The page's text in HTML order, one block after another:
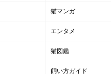
猫マンガ
エンタメ
猫図鑑
飼い方ガイド